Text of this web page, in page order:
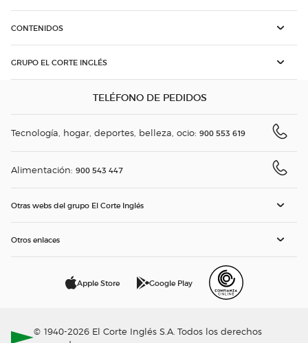
CONTENIDOS
GRUPO EL CORTE INGLÉS
TELÉFONO DE PEDIDOS
Tecnología, hogar, deportes, belleza, ocio: 900 553 619
Alimentación: 900 543 447
Otras webs del grupo El Corte Inglés
Otros enlaces
Apple Store Google Play
© 1940-2026 El Corte Inglés S.A. Todos los derechos